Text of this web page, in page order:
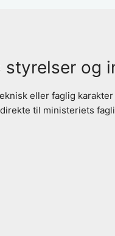
styrelser og
eller faglig
til ministeriets